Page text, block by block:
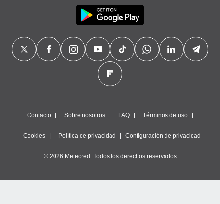
Contacto Sobre nosotros FAQ Términos de uso
Cookies Política de privacidad Configuración de privacidad
© 2026 Meteored. Todos los derechos reservados